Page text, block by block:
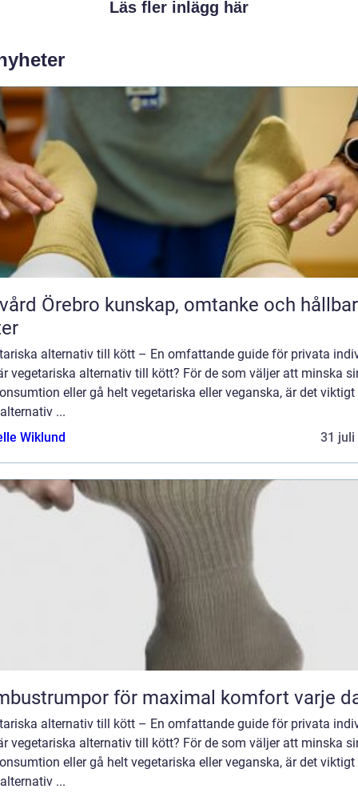
Läs fler inlägg här
kunskap, omtanke och hållbara
alternativ till kött – En omfattande guide för privata
vegetariska alternativ till kött? För de som väljer att minska
eller gå helt vegetariska eller veganska, är det
...
Wiklund
31 juli
för maximal komfort varje
alternativ till kött – En omfattande guide för privata
vegetariska alternativ till kött? För de som väljer att minska
eller gå helt vegetariska eller veganska, är det
...